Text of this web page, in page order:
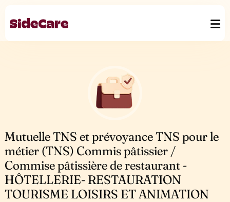
Mutuelle TNS et prévoyance TNS pour le
métier (TNS) Commis pâtissier /
Commise pâtissière de restaurant -
HÔTELLERIE- RESTAURATION
TOURISME LOISIRS ET ANIMATION